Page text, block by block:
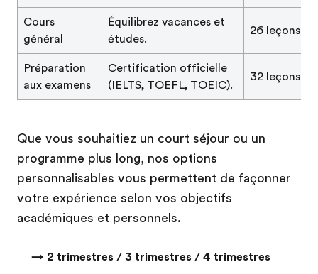
Cours
général
Équilibrez vacances et
études.
26 leçons
Préparation
aux examens
Certification officielle
(IELTS, TOEFL, TOEIC).
32 leçons
Que vous souhaitiez un court séjour ou un
programme plus long, nos options
personnalisables vous permettent de façonner
votre expérience selon vos objectifs
académiques et personnels.
→ 2 trimestres / 3 trimestres / 4 trimestres